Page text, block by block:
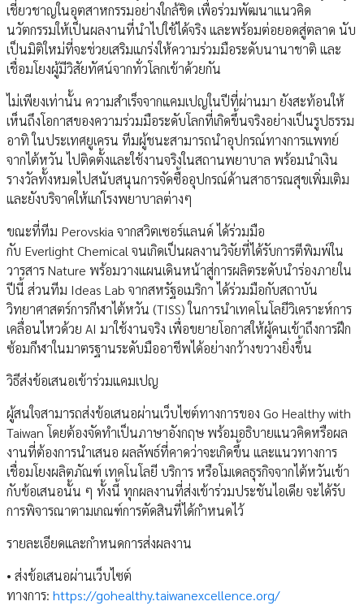
เชี่ยวชาญในอุตสาหกรรมอย่างใกล้ชิด เพื่อร่วมพัฒนาแนวคิด
นวัตกรรมให้เป็นผลงานที่นำไปใช้ได้จริง และพร้อมต่อยอดสู่ตลาด นับ
เป็นมิติใหม่ที่จะช่วยเสริมแกร่งให้ความร่วมมือระดับนานาชาติ และ
เชื่อมโยงผู้มีวิสัยทัศน์จากทั่วโลกเข้าด้วยกัน
ไม่เพียงเท่านั้น ความสำเร็จจากแคมเปญในปีที่ผ่านมา ยังสะท้อนให้
เห็นถึงโอกาสของความร่วมมือระดับโลกที่เกิดขึ้นจริงอย่างเป็นรูปธรรม
อาทิ ในประเทศยูเครน ทีมผู้ชนะสามารถนำอุปกรณ์ทางการแพทย์
จากไต้หวัน ไปติดตั้งและใช้งานจริงในสถานพยาบาล พร้อมนำเงิน
รางวัลทั้งหมดไปสนับสนุนการจัดซื้ออุปกรณ์ด้านสาธารณสุขเพิ่มเติม
และยังบริจาคให้แก่โรงพยาบาลต่างๆ
ขณะที่ทีม Perovskia จากสวิตเซอร์แลนด์ ได้ร่วมมือ
กับ Everlight Chemical จนเกิดเป็นผลงานวิจัยที่ได้รับการตีพิมพ์ใน
วารสาร Nature พร้อมวางแผนเดินหน้าสู่การผลิตระดับนำร่องภายใน
ปีนี้ ส่วนทีม Ideas Lab จากสหรัฐอเมริกา ได้ร่วมมือกับสถาบัน
วิทยาศาสตร์การกีฬาไต้หวัน (TISS) ในการนำเทคโนโลยีวิเคราะห์การ
เคลื่อนไหวด้วย AI มาใช้งานจริง เพื่อขยายโอกาสให้ผู้คนเข้าถึงการฝึก
ซ้อมกีฬาในมาตรฐานระดับมืออาชีพได้อย่างกว้างขวางยิ่งขึ้น
วิธีส่งข้อเสนอเข้าร่วมแคมเปญ
ผู้สนใจสามารถส่งข้อเสนอผ่านเว็บไซต์ทางการของ Go Healthy with
Taiwan โดยต้องจัดทำเป็นภาษาอังกฤษ พร้อมอธิบายแนวคิดหรือผล
งานที่ต้องการนำเสนอ ผลลัพธ์ที่คาดว่าจะเกิดขึ้น และแนวทางการ
เชื่อมโยงผลิตภัณฑ์ เทคโนโลยี บริการ หรือโมเดลธุรกิจจากไต้หวันเข้า
กับข้อเสนอนั้น ๆ ทั้งนี้ ทุกผลงานที่ส่งเข้าร่วมประชันไอเดีย จะได้รับ
การพิจารณาตามเกณฑ์การตัดสินที่ได้กำหนดไว้
รายละเอียดและกำหนดการส่งผลงาน
• ส่งข้อเสนอผ่านเว็บไซต์
ทางการ: https://gohealthy.taiwanexcellence.org/